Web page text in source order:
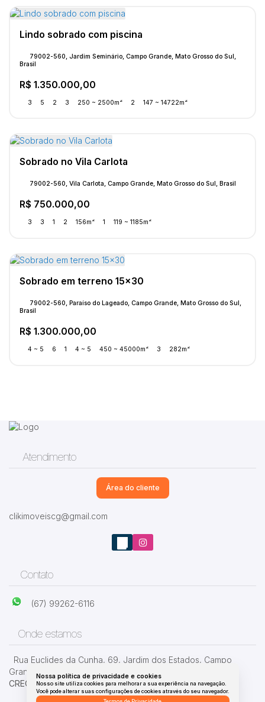
Nossa política de privacidade e cookies
Nosso site utiliza cookies para melhorar a sua experiência na navegação.
Você pode alterar suas configurações de cookies através do seu navegador.
Lindo sobrado com piscina
R$ 1.350.000,00
79002-560, Jardim Seminário, Campo Grande, Mato Grosso do Sul,
Brasil
3 5 2 3 250 ~ 2500m² 2 147 ~ 14722m²
Sobrado no Vila Carlota
R$ 750.000,00
79002-560, Vila Carlota, Campo Grande, Mato Grosso do Sul, Brasil
3 3 1 2 156m² 1 119 ~ 1185m²
Sobrado em terreno 15x30
R$ 1.300.000,00
79002-560, Paraíso do Lageado, Campo Grande, Mato Grosso do Sul,
Brasil
4 ~ 5 6 1 4 ~ 5 450 ~ 45000m² 3 282m²
Atendimento
Área do cliente
clikimoveiscg@gmail.com
Contato
(67) 99262-6116
Onde estamos
Rua Euclides da Cunha, 69, Jardim dos Estados, Campo
Grande,
Brasil
CRECI: 10435-J